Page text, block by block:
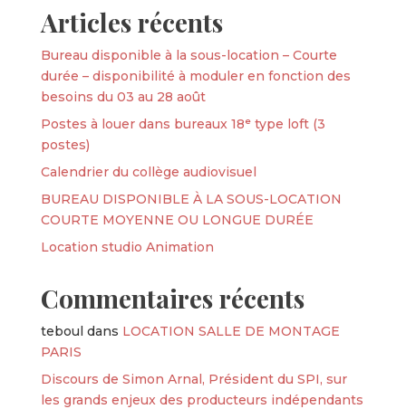
Articles récents
Bureau disponible à la sous-location – Courte
durée – disponibilité à moduler en fonction des
besoins du 03 au 28 août
Postes à louer dans bureaux 18ᵉ type loft (3
postes)
Calendrier du collège audiovisuel
BUREAU DISPONIBLE À LA SOUS-LOCATION
COURTE MOYENNE OU LONGUE DURÉE
Location studio Animation
Commentaires récents
teboul dans LOCATION SALLE DE MONTAGE
PARIS
Discours de Simon Arnal, Président du SPI, sur
les grands enjeux des producteurs indépendants